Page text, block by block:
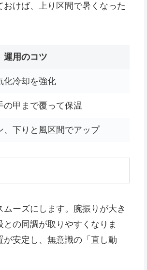
おけば、上り区間で暑くなった
運用のコツ
化冷却を強化
の甲まで覆って保温
、下りと風区間でアップ
ーズにします。腕振りが大き
の同調が取りやすくなりま
安定し、無意識の「直し動